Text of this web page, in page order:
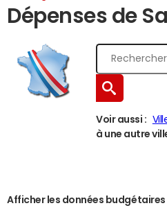
Dépenses de
Voir aussi :
à une autre
Afficher les données budgétaires